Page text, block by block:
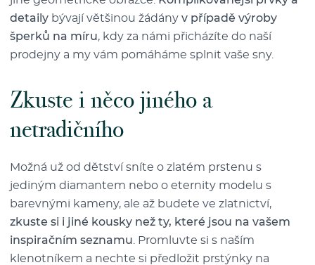
detaily bývají většinou žádány v případě výroby
šperků na míru, kdy za námi přicházíte do naší
prodejny a my vám pomáháme splnit vaše sny.
Zkuste i něco jiného a
netradičního
Možná už od dětství sníte o zlatém prstenu s
jediným diamantem nebo o eternity modelu s
barevnými kameny, ale až budete ve zlatnictví,
zkuste si i jiné kousky než ty, které jsou na vašem
inspiračním seznamu . Promluvte si s naším
klenotníkem a nechte si předložit prstýnky na